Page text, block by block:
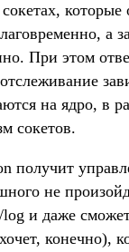
которые
а
При этом
на ядро, в
сокетов.
получит
не
и даже
конечно),